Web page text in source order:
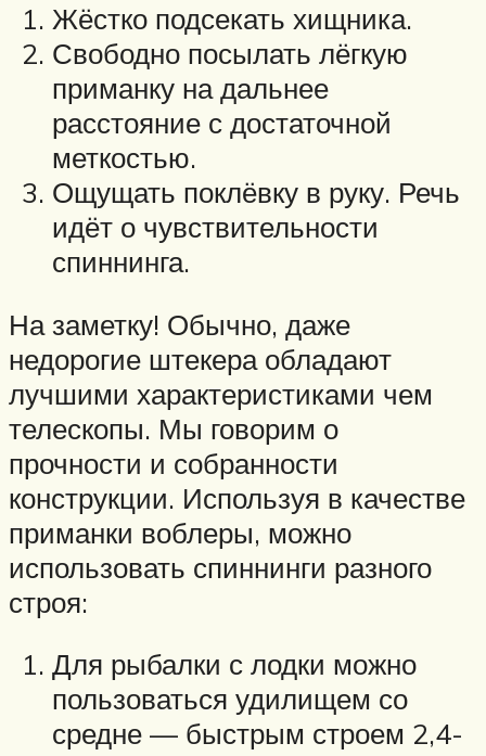
Жёстко подсекать хищника.
Свободно посылать лёгкую
приманку на дальнее
расстояние с достаточной
меткостью.
Ощущать поклёвку в руку. Речь
идёт о чувствительности
спиннинга.
На заметку! Обычно, даже
недорогие штекера обладают
лучшими характеристиками чем
телескопы. Мы говорим о
прочности и собранности
конструкции. Используя в качестве
приманки воблеры, можно
использовать спиннинги разного
строя:
Для рыбалки с лодки можно
пользоваться удилищем со
средне — быстрым строем 2,4-